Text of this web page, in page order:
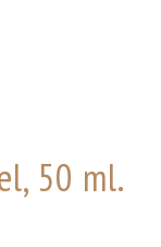
50 ml.